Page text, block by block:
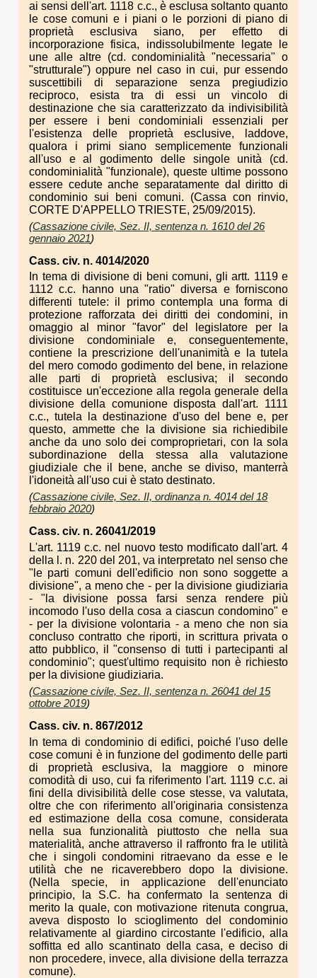
ai sensi dell'art. 1118 c.c., è esclusa soltanto quanto
le cose comuni e i piani o le porzioni di piano di
proprietà esclusiva siano, per effetto di
incorporazione fisica, indissolubilmente legate le
une alle altre (cd. condominialità "necessaria" o
"strutturale") oppure nel caso in cui, pur essendo
suscettibili di separazione senza pregiudizio
reciproco, esista tra di essi un vincolo di
destinazione che sia caratterizzato da indivisibilità
per essere i beni condominiali essenziali per
l'esistenza delle proprietà esclusive, laddove,
qualora i primi siano semplicemente funzionali
all'uso e al godimento delle singole unità (cd.
condominialità "funzionale), queste ultime possono
essere cedute anche separatamente dal diritto di
condominio sui beni comuni. (Cassa con rinvio,
CORTE D'APPELLO TRIESTE, 25/09/2015).
(Cassazione civile, Sez. II, sentenza n. 1610 del 26
gennaio 2021)
Cass. civ. n. 4014/2020
In tema di divisione di beni comuni, gli artt. 1119 e
1112 c.c. hanno una "ratio" diversa e forniscono
differenti tutele: il primo contempla una forma di
protezione rafforzata dei diritti dei condomini, in
omaggio al minor "favor" del legislatore per la
divisione condominiale e, conseguentemente,
contiene la prescrizione dell'unanimità e la tutela
del mero comodo godimento del bene, in relazione
alle parti di proprietà esclusiva; il secondo
costituisce un'eccezione alla regola generale della
divisione della comunione disposta dall'art. 1111
c.c., tutela la destinazione d'uso del bene e, per
questo, ammette che la divisione sia richiedibile
anche da uno solo dei comproprietari, con la sola
subordinazione della stessa alla valutazione
giudiziale che il bene, anche se diviso, manterrà
l'idoneità all'uso cui è stato destinato.
(Cassazione civile, Sez. II, ordinanza n. 4014 del 18
febbraio 2020)
Cass. civ. n. 26041/2019
L'art. 1119 c.c. nel nuovo testo modificato dall'art. 4
della l. n. 220 del 201, va interpretato nel senso che
"le parti comuni dell'edificio non sono soggette a
divisione", a meno che - per la divisione giudiziaria
- "la divisione possa farsi senza rendere più
incomodo l'uso della cosa a ciascun condomino" e
- per la divisione volontaria - a meno che non sia
concluso contratto che riporti, in scrittura privata o
atto pubblico, il "consenso di tutti i partecipanti al
condominio"; quest'ultimo requisito non è richiesto
per la divisione giudiziaria.
(Cassazione civile, Sez. II, sentenza n. 26041 del 15
ottobre 2019)
Cass. civ. n. 867/2012
In tema di condominio di edifici, poiché l'uso delle
cose comuni è in funzione del godimento delle parti
di proprietà esclusiva, la maggiore o minore
comodità di uso, cui fa riferimento l'art. 1119 c.c. ai
fini della divisibilità delle cose stesse, va valutata,
oltre che con riferimento all'originaria consistenza
ed estimazione della cosa comune, considerata
nella sua funzionalità piuttosto che nella sua
materialità, anche attraverso il raffronto fra le utilità
che i singoli condomini ritraevano da esse e le
utilità che ne ricaverebbero dopo la divisione.
(Nella specie, in applicazione dell'enunciato
principio, la S.C. ha confermato la sentenza di
merito la quale, con motivazione ritenuta congrua,
aveva disposto lo scioglimento del condominio
relativamente al giardino circostante l'edificio, alla
soffitta ed allo scantinato della casa, e deciso di
non procedere, invece, alla divisione della terrazza
comune).